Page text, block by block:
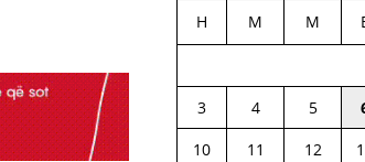
H M M
3
4 5
10
11 12